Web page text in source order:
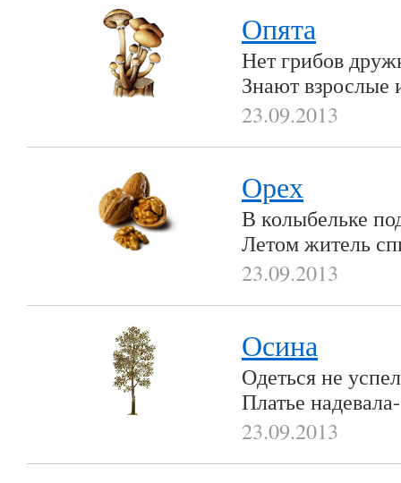
Опята
Нет грибов
Знают взрослые
23.09.2013
Орех
В колыбельке
Летом житель
23.09.2013
Осина
Одеться не
Платье
23.09.2013